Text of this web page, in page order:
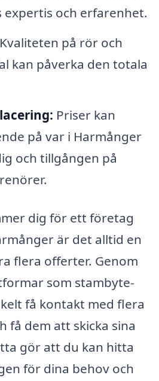
och erfarenhet.
Kvaliteten på rör och
kan påverka den totala
Priser kan
på var i Harmånger
och tillgången på
dig för ett företag
är det alltid en
flera offerter. Genom
som stambyte-
få kontakt med flera
få dem att skicka sina
gör att du kan hitta
för dina behov och